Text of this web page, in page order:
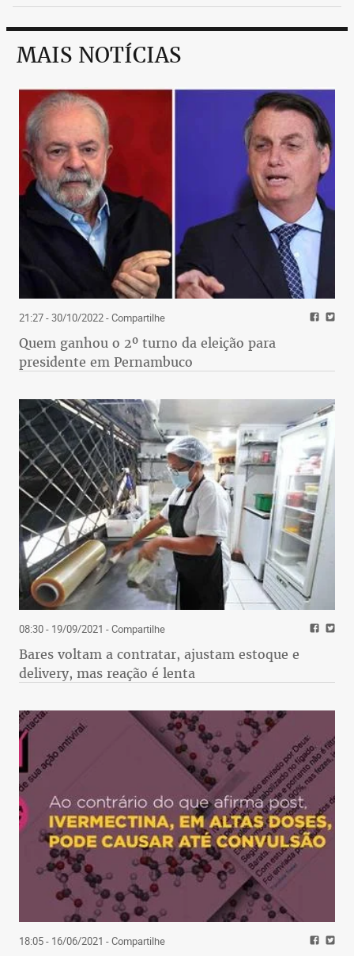
MAIS NOTÍCIAS
21:27 - 30/10/2022- Compartilhe
Quem ganhou o 2º turno da eleição para
presidente em Pernambuco
08:30 - 19/09/2021 - Compartilhe
Bares voltam a contratar, ajustam estoque e
delivery, mas reação é lenta
18:05 - 16/06/2021 - Compartilhe